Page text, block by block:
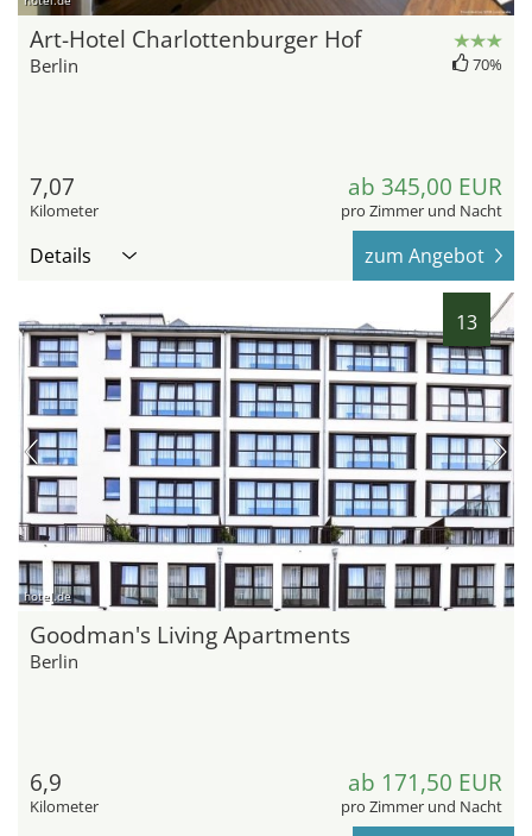
Art-Hotel Charlottenburger Hof
Berlin 70%
7,07
Kilometer
ab 345,00 EUR
pro Zimmer und Nacht
Details zum Angebot
13
hotel.de
Goodman's Living Apartments
Berlin
6,9
Kilometer
ab 171,50 EUR
pro Zimmer und Nacht